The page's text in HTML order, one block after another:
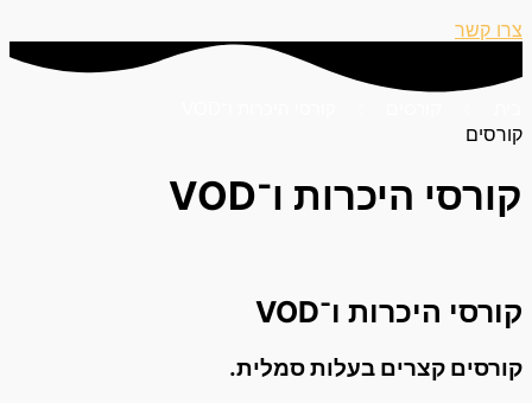
צרו קשר
קורסים
קורסי היכרות ו־VOD
קורסי היכרות ו־VOD
קורסים קצרים בעלות סמלית.